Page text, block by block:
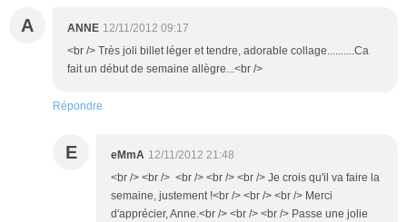
A ANNE 12/11/2012 09:17
<br /> Très joli billet léger et tendre, adorable collage..........Ca
fait un début de semaine allègre...<br />
Répondre
E eMmA 12/11/2012 21:48
<br /> <br /> <br /> <br /> <br /> Je crois qu'il va faire la
semaine, justement !<br /> <br /> <br /> Merci
d'apprécier, Anne.<br /> <br /> <br /> Passe une jolie